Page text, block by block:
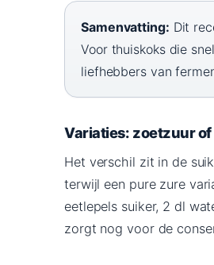
Samenvatting: Dit
Voor thuiskoks die
liefhebbers van
Variaties: zoetzuur
Het verschil zit in de
terwijl een pure zure
eetlepels suiker, 2 dl
zorgt nog voor de